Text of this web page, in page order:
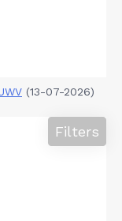
(13-07-2026)
Filters